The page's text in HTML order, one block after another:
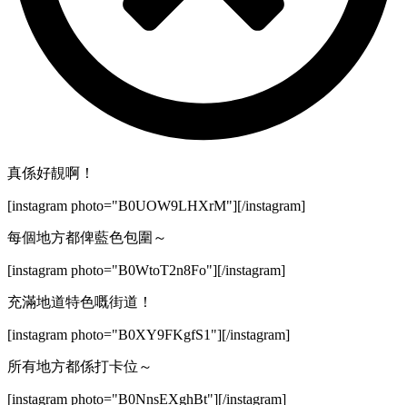
真係好靚啊！
[instagram photo="B0UOW9LHXrM"][/instagram]
每個地方都俾藍色包圍～
[instagram photo="B0WtoT2n8Fo"][/instagram]
充滿地道特色嘅街道！
[instagram photo="B0XY9FKgfS1"][/instagram]
所有地方都係打卡位～
[instagram photo="B0NnsEXghBt"][/instagram]